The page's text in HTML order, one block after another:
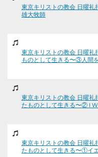
東京キリストの教会 日曜
雄大牧師
東京キリストの教会 日曜
ものとして生きる〜③人間
東京キリストの教会 日曜
たものとして生きる〜② I
東京キリストの教会 日曜
たものとして生きる〜①イ